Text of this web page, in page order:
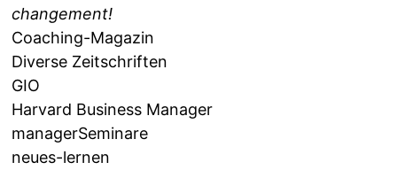
changement!
Coaching-Magazin
Diverse Zeitschriften
GIO
Harvard Business Manager
managerSeminare
neues-lernen